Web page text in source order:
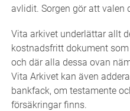
avlidit. Sorgen gör att valen
Vita arkivet underlättar allt
kostnadsfritt dokument
och där alla dessa ovan
Vita Arkivet kan även
bankfack, om testamente
försäkringar finns.